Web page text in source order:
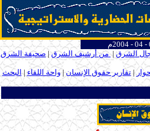
الشرق | من أرشيف الشرق| صحيفة الشرق
|تقارير حقوق الإنسان |واحة اللقاء|البحث
ـ